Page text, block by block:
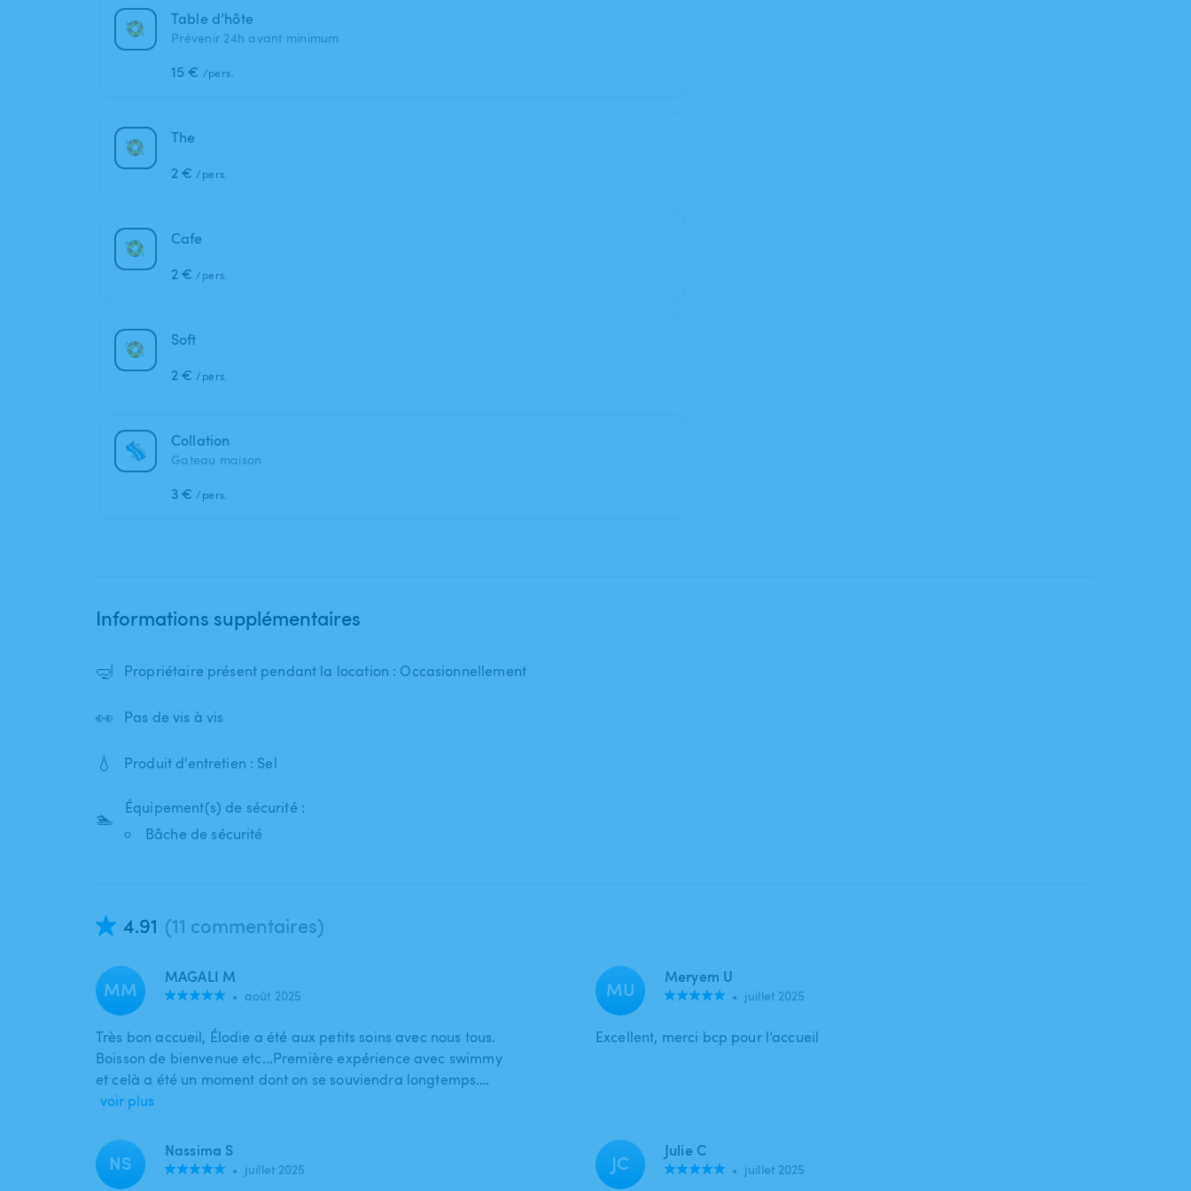
Table d’hôte
Prévenir 24h avant minimum
15 € /pers.
The
2 € /pers.
Cafe
2 € /pers.
Soft
2 € /pers.
Collation
Gateau maison
3 € /pers.
Informations supplémentaires
🤿 Propriétaire présent pendant la location : Occasionnellement
👀 Pas de vis à vis
💧 Produit d'entretien : Sel
🏊
Équipement(s) de sécurité :
Bâche de sécurité
4.91 (11 commentaires)
MM MAGALI M
• août 2025
Très bon accueil, Élodie a été aux petits soins avec nous tous.
Boisson de bienvenue etc...Première expérience avec swimmy
et celà a été un moment dont on se souviendra longtemps.…
voir plus
MU Meryem U
• juillet 2025
Excellent, merci bcp pour l’accueil
NS Nassima S
• juillet 2025 JC Julie C
• juillet 2025